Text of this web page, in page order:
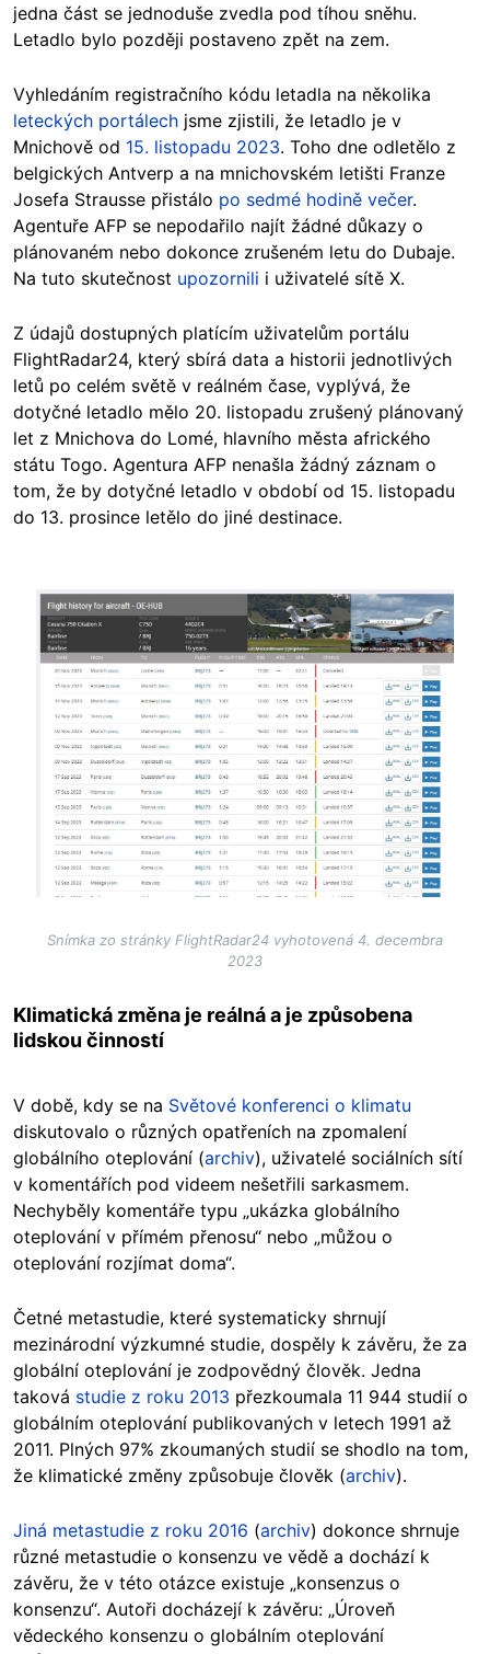
jedna část se jednoduše zvedla pod tíhou sněhu.
Letadlo bylo později postaveno zpět na zem.
Vyhledáním registračního kódu letadla na několika
leteckých portálech jsme zjistili, že letadlo je v
Mnichově od 15. listopadu 2023. Toho dne odletělo z
belgických Antverp a na mnichovském letišti Franze
Josefa Strausse přistálo po sedmé hodině večer.
Agentuře AFP se nepodařilo najít žádné důkazy o
plánovaném nebo dokonce zrušeném letu do Dubaje.
Na tuto skutečnost upozornili i uživatelé sítě X.
Z údajů dostupných platícím uživatelům portálu
FlightRadar24, který sbírá data a historii jednotlivých
letů po celém světě v reálném čase, vyplývá, že
dotyčné letadlo mělo 20. listopadu zrušený plánovaný
let z Mnichova do Lomé, hlavního města afrického
státu Togo. Agentura AFP nenašla žádný záznam o
tom, že by dotyčné letadlo v období od 15. listopadu
do 13. prosince letělo do jiné destinace.
Image
Snímka zo stránky FlightRadar24 vyhotovená 4. decembra
2023
Klimatická změna je reálná a je způsobena
lidskou činností
V době, kdy se na Světové konferenci o klimatu
diskutovalo o různých opatřeních na zpomalení
globálního oteplování (archiv), uživatelé sociálních sítí
v komentářích pod videem nešetřili sarkasmem.
Nechyběly komentáře typu „ukázka globálního
oteplování v přímém přenosu“ nebo „můžou o
oteplování rozjímat doma“.
Četné metastudie, které systematicky shrnují
mezinárodní výzkumné studie, dospěly k závěru, že za
globální oteplování je zodpovědný člověk. Jedna
taková studie z roku 2013 přezkoumala 11 944 studií o
globálním oteplování publikovaných v letech 1991 až
2011. Plných 97% zkoumaných studií se shodlo na tom,
že klimatické změny způsobuje člověk (archiv).
Jiná metastudie z roku 2016 (archiv) dokonce shrnuje
různé metastudie o konsenzu ve vědě a dochází k
závěru, že v této otázce existuje „konsenzus o
konsenzu“. Autoři docházejí k závěru: „Úroveň
vědeckého konsenzu o globálním oteplování